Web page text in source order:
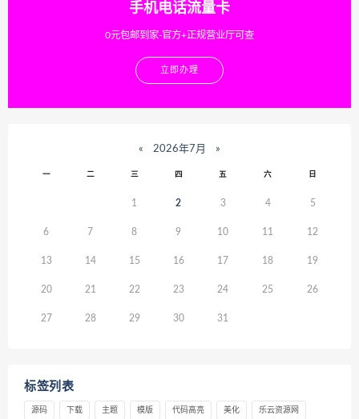
手机电话流量卡
0元包邮到家-官方+正规营业厅可查
立即办理
« 2026年7月 »
一 二 三 四 五 六 日
1 2 3 4 5
6 7 8 9 10 11 12
13 14 15 16 17 18 19
20 21 22 23 24 25 26
27 28 29 30 31
标签列表
源码 下载 主题 模版 代码高亮 美化 乐云资源网